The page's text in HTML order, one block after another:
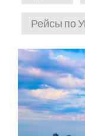
Рейсы по